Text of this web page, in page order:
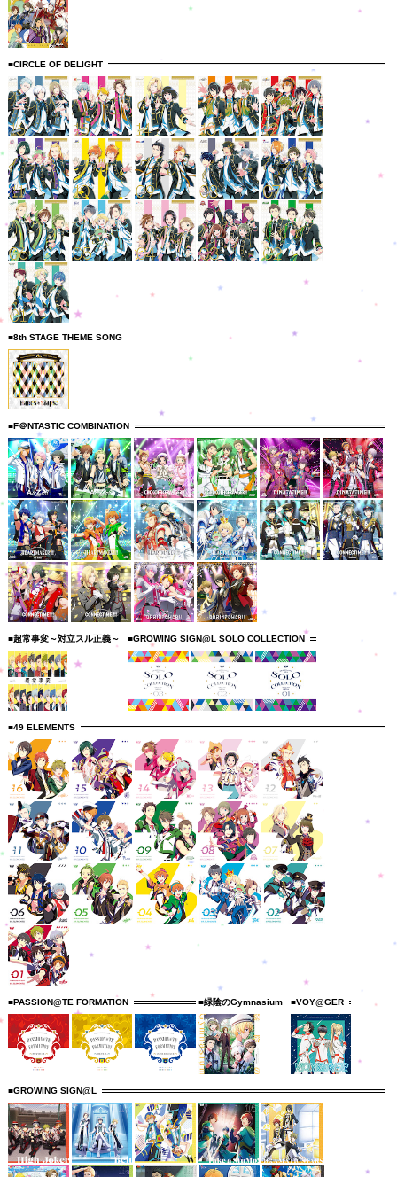
■CIRCLE OF DELIGHT
■8th STAGE THEME SONG
■F＠NTASTIC COMBINATION
■超常事変～対立スル正義～ ■GROWING SIGN@L SOLO COLLECTION
■49 ELEMENTS
■PASSION@TE FORMATION ■緑陰のGymnasium ■VOY@GER
■GROWING SIGN@L